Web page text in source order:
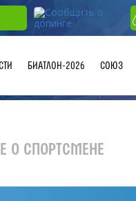
БИАТЛОН-2026 СОЮЗ
О СПОРТСМЕНЕ